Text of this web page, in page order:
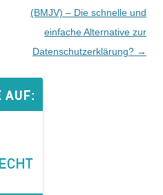
(BMJV) – Die schnelle und
einfache Alternative zur
Datenschutzerklärung? →